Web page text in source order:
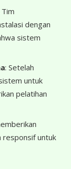
Tim
dengan
sistem
: Setelah
untuk
pelatihan
responsif untuk